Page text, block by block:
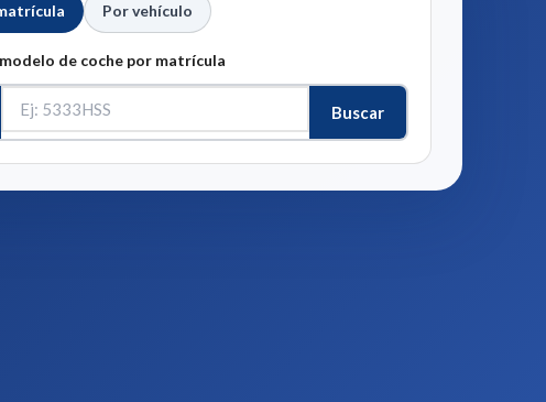
Por vehículo
de coche por matrícula
Buscar